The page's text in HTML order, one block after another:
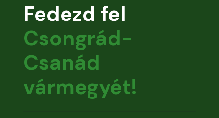
Fedezd fel
Csongrád-
Csanád
vármegyét!